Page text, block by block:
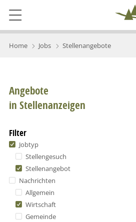
Home Jobs Stellenangebote
Angebote
in Stellenanzeigen
Filter
Jobtyp
Stellengesuch
Stellenangebot
Nachrichten
Allgemein
Wirtschaft
Gemeinde